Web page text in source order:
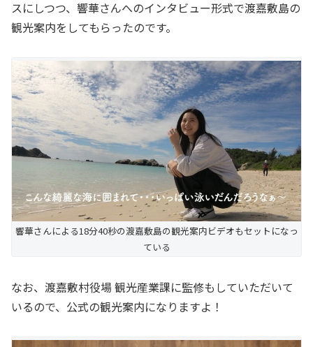
スにしつつ、響華さんへのインタビュー形式で渡嘉敷島の
観光案内をしてもらったのです。
響華さんによる18分40秒の渡嘉敷島の観光案内ビデオもセットになっ
ている
なお、渡嘉敷村役場 観光産業課に監修もしていただいて
いるので、公式の観光案内になりますよ！